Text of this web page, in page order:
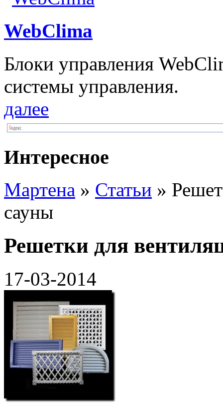
WebClima
Блоки упрaвлeния
системы управления.
далее
Интересное
Мартена » Статьи »
сауны
Решетки для
17-03-2014